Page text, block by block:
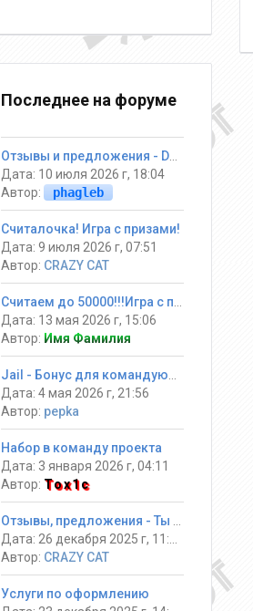
Последнее на форуме
Дата: 10 июля 2026 г, 18:04
Автор:
phagleb
Считалочка! Игра с призами!
Дата: 9 июля 2026 г, 07:51
Автор: CRAZY CAT
Дата: 13 мая 2026 г, 15:06
Автор: Имя Фамилия
Дата: 4 мая 2026 г, 21:56
Автор: pepka
Набор в команду проекта
Дата: 3 января 2026 г, 04:11
Автор: Tox1c
Автор: CRAZY CAT
Услуги по оформлению